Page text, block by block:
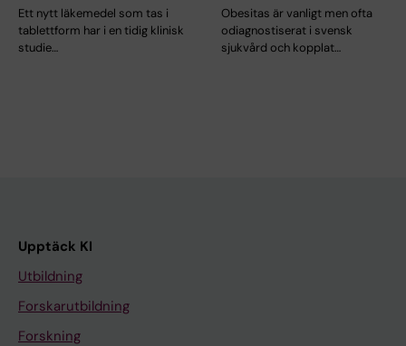
Ett nytt läkemedel som tas i
tablettform har i en tidig klinisk
studie…
Obesitas är vanligt men ofta
odiagnostiserat i svensk
sjukvård och kopplat…
Upptäck KI
Utbildning
Forskarutbildning
Forskning